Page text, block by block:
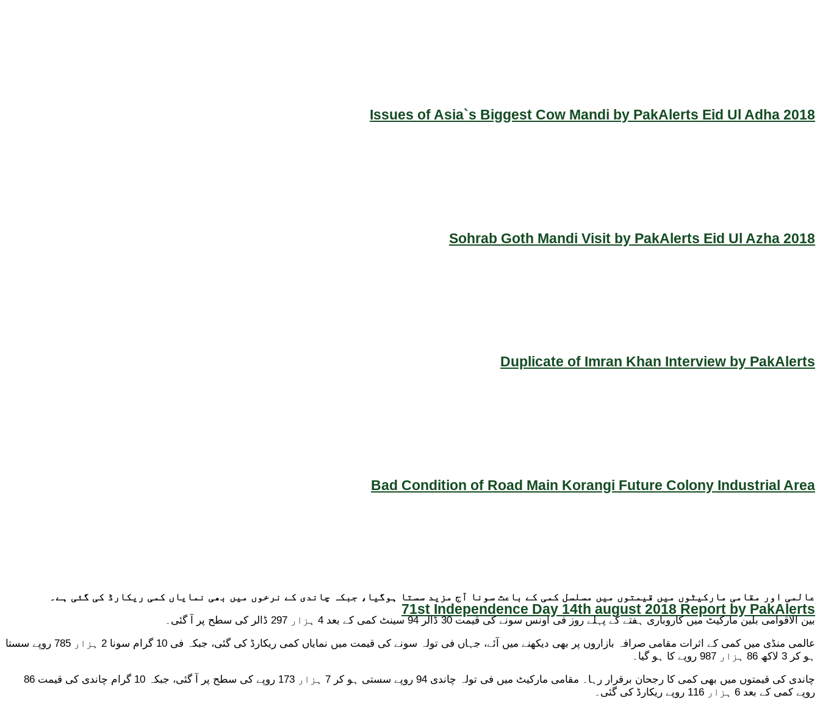
Issues of Asia`s Biggest Cow Mandi by PakAlerts Eid Ul Adha 2018
Sohrab Goth Mandi Visit by PakAlerts Eid Ul Azha 2018
Duplicate of Imran Khan Interview by PakAlerts
Bad Condition of Road Main Korangi Future Colony Industrial Area
71st Independence Day 14th august 2018 Report by PakAlerts
عالمی اور مقامی مارکیٹوں میں قیمتوں میں مسلسل کمی کے باعث سونا آج مزید سستا ہوگیا، جبکہ چاندی کے نرخوں میں بھی نمایاں کمی ریکارڈ کی گئی ہے۔
بین الاقوامی بلین مارکیٹ میں کاروباری ہفتے کے پہلے روز فی اونس سونے کی قیمت 30 ڈالر 94 سینٹ کمی کے بعد 4 ہزار 297 ڈالر کی سطح پر آ گئی۔
عالمی منڈی میں کمی کے اثرات مقامی صرافہ بازاروں پر بھی دیکھنے میں آئے، جہاں فی تولہ سونے کی قیمت میں نمایاں کمی ریکارڈ کی گئی، جبکہ فی 10 گرام سونا 2 ہزار 785 روپے سستا
ہو کر 3 لاکھ 86 ہزار 987 روپے کا ہو گیا۔
چاندی کی قیمتوں میں بھی کمی کا رجحان برقرار رہا۔ مقامی مارکیٹ میں فی تولہ چاندی 94 روپے سستی ہو کر 7 ہزار 173 روپے کی سطح پر آ گئی، جبکہ 10 گرام چاندی کی قیمت 86
روپے کمی کے بعد 6 ہزار 116 روپے ریکارڈ کی گئی۔